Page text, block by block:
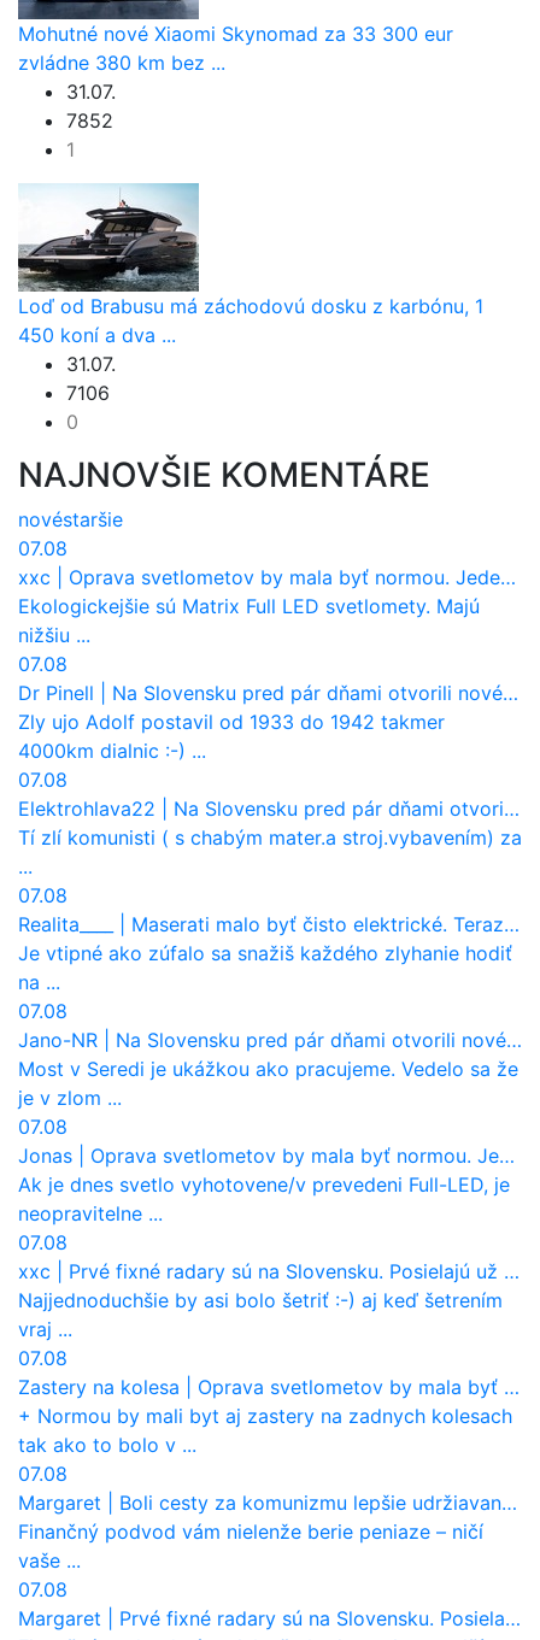
Mohutné nové Xiaomi Skynomad za 33 300 eur
zvládne 380 km bez ...
31.07.
7852
1
Loď od Brabusu má záchodovú dosku z karbónu, 1
450 koní a dva ...
31.07.
7106
0
NAJNOVŠIE KOMENTÁRE
novéstaršie
07.08
xxc
Oprava svetlometov by mala byť normou. Jeden nový dnes stojí priemerne 1251 eur!
Ekologickejšie sú Matrix Full LED svetlomety. Majú
nižšiu ...
07.08
Dr Pinell
Na Slovensku pred pár dňami otvorili nové mosty, ktoré to sú?
Zly ujo Adolf postavil od 1933 do 1942 takmer
4000km dialnic :-) ...
07.08
Elektrohlava22
Na Slovensku pred pár dňami otvorili nové mosty, ktoré to sú?
Tí zlí komunisti ( s chabým mater.a stroj.vybavením) za
...
07.08
Realita____
Maserati malo byť čisto elektrické. Teraz zisťuje, že potrebuje nový osemvalcový motor
Je vtipné ako zúfalo sa snažiš každého zlyhanie hodiť
na ...
07.08
Jano-NR
Na Slovensku pred pár dňami otvorili nové mosty, ktoré to sú?
Most v Seredi je ukážkou ako pracujeme. Vedelo sa že
je v zlom ...
07.08
Jonas
Oprava svetlometov by mala byť normou. Jeden nový dnes stojí priemerne 1251 eur!
Ak je dnes svetlo vyhotovene/v prevedeni Full-LED, je
neopravitelne ...
07.08
xxc
Prvé fixné radary sú na Slovensku. Posielajú už pokuty? Ukáže ich Waze?
Najjednoduchšie by asi bolo šetriť :-) aj keď šetrením
vraj ...
07.08
Zastery na kolesa
Oprava svetlometov by mala byť normou. Jeden nový dnes stojí priemerne 1251 eur!
+ Normou by mali byt aj zastery na zadnych kolesach
tak ako to bolo v ...
07.08
Margaret
Boli cesty za komunizmu lepšie udržiavané ako dnes?
Finančný podvod vám nielenže berie peniaze – ničí
vaše ...
07.08
Margaret
Prvé fixné radary sú na Slovensku. Posielajú už pokuty? Ukáže ich Waze?